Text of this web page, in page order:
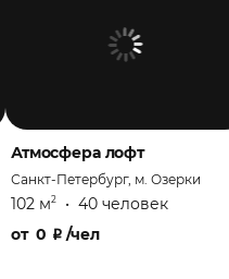
Атмосфера лофт
Санкт-Петербург, м. Озерки
102 м2 • 40 человек
от0 ₽ /чел